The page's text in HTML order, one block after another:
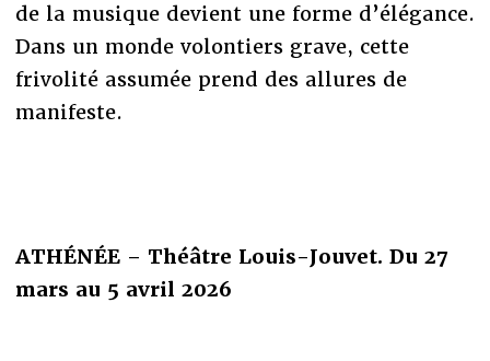
de la musique devient une forme d’élégance.
Dans un monde volontiers grave, cette
frivolité assumée prend des allures de
manifeste.
ATHÉNÉE – Théâtre Louis-Jouvet. Du 27
mars au 5 avril 2026